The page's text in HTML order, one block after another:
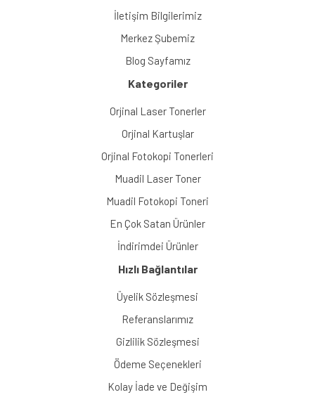
İletişim Bilgilerimiz
Merkez Şubemiz
Blog Sayfamız
Kategoriler
Orjinal Laser Tonerler
Orjinal Kartuşlar
Orjinal Fotokopi Tonerleri
Muadil Laser Toner
Muadil Fotokopi Toneri
En Çok Satan Ürünler
İndirimdei Ürünler
Hızlı Bağlantılar
Üyelik Sözleşmesi
Referanslarımız
Gizlilik Sözleşmesi
Ödeme Seçenekleri
Kolay İade ve Değişim